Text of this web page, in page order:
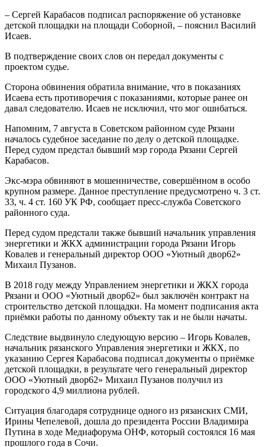
– Сергей Карабасов подписал распоряжение об установке
детской площадки на площади Соборной, – пояснил Василий
Исаев.
В подтверждение своих слов он передал документы с
проектом судье.
Сторона обвинения обратила внимание, что в показаниях
Исаева есть противоречия с показаниями, которые ранее он
давал следователю. Исаев не исключил, что мог ошибаться.
Напомним, 7 августа в Советском районном суде Рязани
началось судебное заседание по делу о детской площадке.
Перед судом предстал бывший мэр города Рязани Сергей
Карабасов.
Экс-мэра обвиняют в мошенничестве, совершённом в особо
крупном размере. Данное преступление предусмотрено ч. 3 ст.
33, ч. 4 ст. 160 УК РФ, сообщает пресс-служба Советского
районного суда.
Перед судом предстали также бывший начальник управления
энергетики и ЖКХ администрации города Рязани Игорь
Ковалев и генеральный директор ООО «Уютный двор62»
Михаил Пузанов.
В 2018 году между Управлением энергетики и ЖКХ города
Рязани и ООО «Уютный двор62» был заключён контракт на
строительство детской площадки. На момент подписания акта
приёмки работы по данному объекту так и не были начаты.
Следствие выдвинуло следующую версию – Игорь Ковалев,
начальник рязанского Управления энергетики и ЖКХ, по
указанию Сергея Карабасова подписал документы о приёмке
детской площадки, в результате чего генеральный директор
ООО «Уютный двор62» Михаил Пузанов получил из
городского 4,9 миллиона рублей.
Ситуация благодаря сотруднице одного из рязанских СМИ,
Ирины Чепелевой, дошла до президента России Владимира
Путина в ходе Медиафорума ОНФ, который состоялся 16 мая
прошлого года в Сочи.